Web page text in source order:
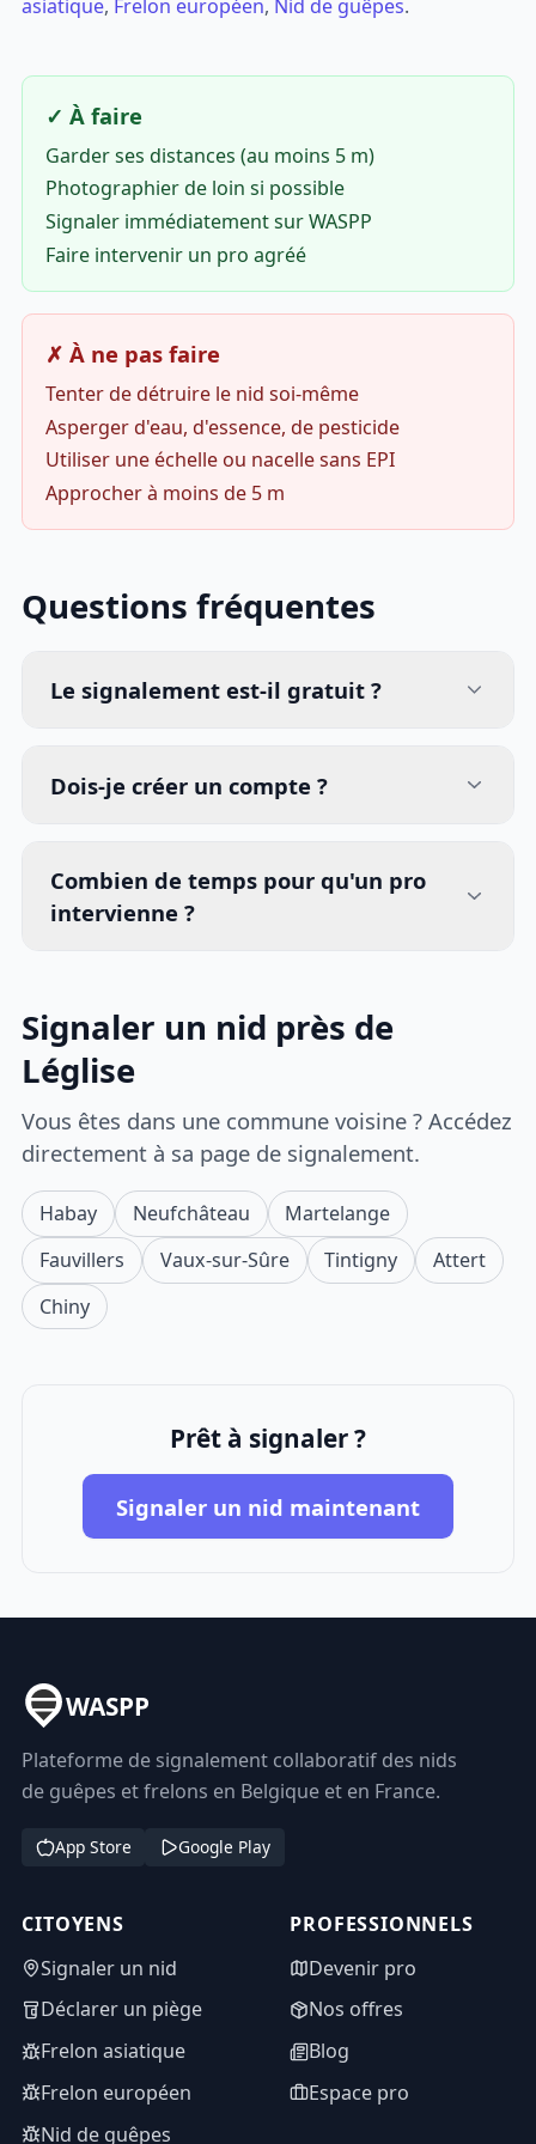
asiatique, Frelon européen, Nid de guêpes.
✓ À faire
Garder ses distances (au moins 5 m)
Photographier de loin si possible
Signaler immédiatement sur WASPP
Faire intervenir un pro agréé
✗ À ne pas faire
Tenter de détruire le nid soi-même
Asperger d'eau, d'essence, de pesticide
Utiliser une échelle ou nacelle sans EPI
Approcher à moins de 5 m
Questions fréquentes
Le signalement est-il gratuit ?
Dois-je créer un compte ?
Combien de temps pour qu'un pro
intervienne ?
Signaler un nid près de
Léglise
Vous êtes dans une commune voisine ? Accédez
directement à sa page de signalement.
Habay Neufchâteau
Martelange
Fauvillers
Vaux-sur-Sûre Tintigny
Attert
Chiny
Prêt à signaler ?
Signaler un nid maintenant
WASPP
Plateforme de signalement collaboratif des nids
de guêpes et frelons en Belgique et en France.
App Store Google Play
CITOYENS
Signaler un nid
Déclarer un piège
Frelon asiatique
Frelon européen
Nid de guêpes
PROFESSIONNELS
Devenir pro
Nos offres
Blog
Espace pro